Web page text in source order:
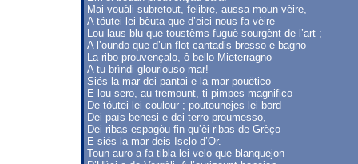
Mai vouàli subretout, felibre, aussa moun vèire,
A tóutei lei bèuta que d’eici nous fa vèire
Lou laus blu que toustèms fuguè sourgènt de l’art ;
A l’oundo que d’un flot cantadis bresso e bagno
La ribo prouvençalo, ô bello Mieterragno
A tu brìndi glouriouso mar!
Siés la mar dei pantai e la mar pouëtico
E lou sero, au tremount, ti pimpes magnifico
De tóutei lei coulour ; poutounejes lei bord
Dei païs benesi e dei terro proumesso,
Dei ribas espagòu fin qu’èi ribas de Grèço
E siés la mar deis Isclo d’Or.
Toun auro a fa tibla lei velo que blanquejon